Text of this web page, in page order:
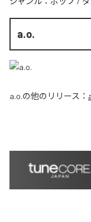
a.o.
a.o.の他のリリース：